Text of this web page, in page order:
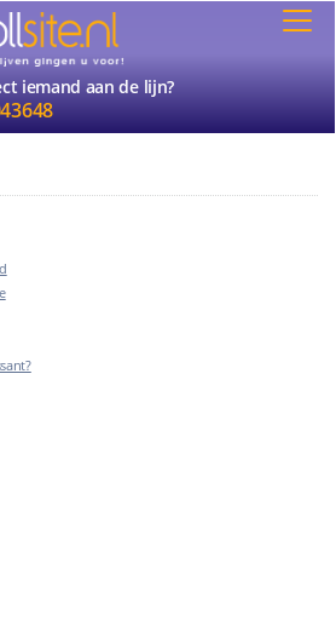
iemand aan de lijn?